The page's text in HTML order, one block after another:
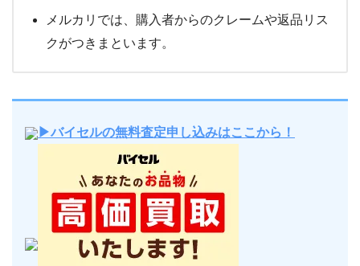
メルカリでは、購入者からのクレームや返品リス
クがつきまといます。
▶バイセルの無料査定申し込みはここから！